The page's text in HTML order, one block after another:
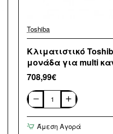
Toshiba
Κλιματιστικό
μονάδα για multi
708,99€
Κλιματιστικό
Toshiba
RAS-
M16G3DV-
Άμεση Αγορά